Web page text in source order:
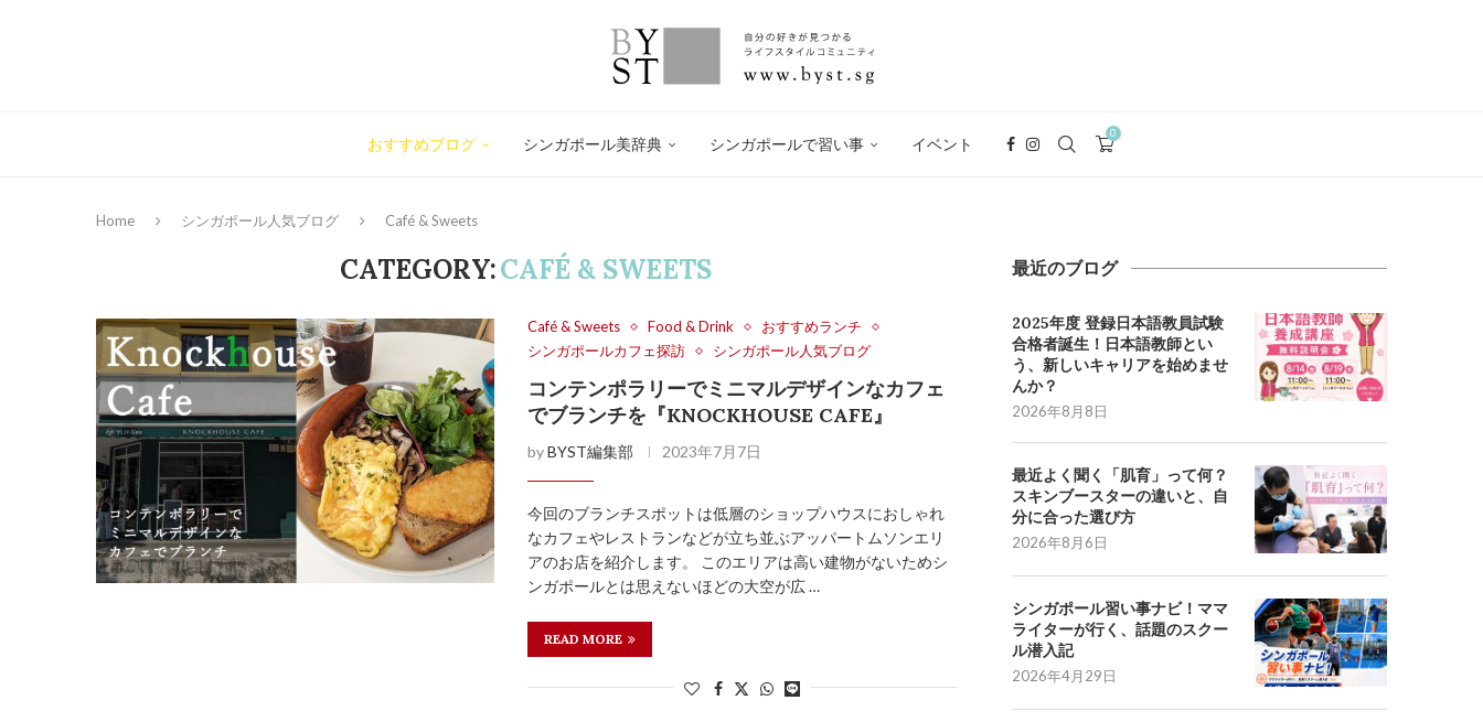
おすすめブログ シンガポール美辞典 シンガポールで習い事 イベント
0
Home シンガポール人気ブログ Café & Sweets
CATEGORY:CAFÉ & SWEETS
Café & Sweets Food & Drink
おすすめランチ
シンガポールカフェ探訪
シンガポール人気ブログ
コンテンポラリーでミニマルデザインなカフェ
でブランチを『KNOCKHOUSE CAFE』
byBYST編集部 2023年7月7日
今回のブランチスポットは低層のショップハウスにおしゃれ
なカフェやレストランなどが立ち並ぶアッパートムソンエリ
アのお店を紹介します。 このエリアは高い建物がないためシ
ンガポールとは思えないほどの大空が広 …
READ MORE
最近のブログ
2025年度 登録日本語教員試験
合格者誕生！日本語教師とい
う、新しいキャリアを始めませ
んか？
2026年8月8日
最近よく聞く「肌育」って何？
スキンブースターの違いと、自
分に合った選び方
2026年8月6日
シンガポール習い事ナビ！ママ
ライターが行く、話題のスクー
ル潜入記
2026年4月29日